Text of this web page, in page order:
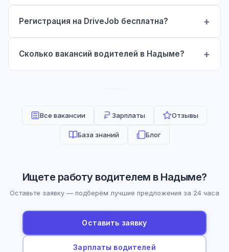
Регистрация на DriveJob бесплатна?
Сколько вакансий водителей в Надыме?
Все вакансии Зарплаты Отзывы
База знаний Блог
Ищете работу водителем в Надыме?
Оставьте заявку — подберём лучшие предложения за 24 часа
Оставить заявку
Зарплаты водителей